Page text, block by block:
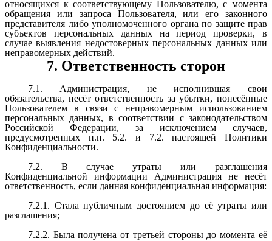
относящихся к соответствующему Пользователю, с момента
обращения или запроса Пользователя, или его законного
представителя либо уполномоченного органа по защите прав
субъектов персональных данных на период проверки, в
случае выявления недостоверных персональных данных или
неправомерных действий.
7. Ответственность сторон
7.1. Администрация, не исполнившая свои
обязательства, несёт ответственность за убытки, понесённые
Пользователем в связи с неправомерным использованием
персональных данных, в соответствии с законодательством
Российской Федерации, за исключением случаев,
предусмотренных п.п. 5.2. и 7.2. настоящей Политики
Конфиденциальности.
7.2. В случае утраты или разглашения
Конфиденциальной информации Администрация не несёт
ответственность, если данная конфиденциальная информация:
7.2.1. Стала публичным достоянием до её утраты или
разглашения;
7.2.2. Была получена от третьей стороны до момента её